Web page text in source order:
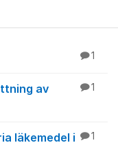
1
av
1
läkemedel i
1